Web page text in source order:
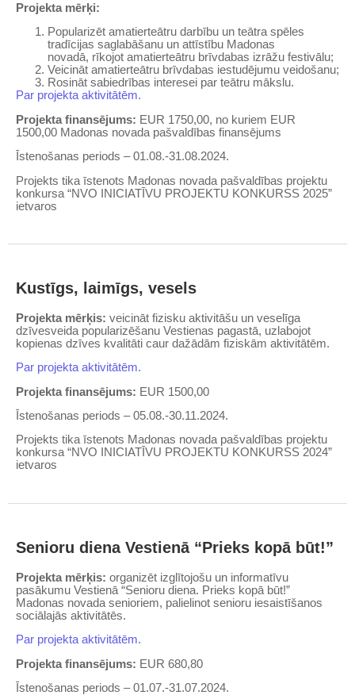
Projekta mērķi:
Popularizēt amatierteātru darbību un teātra spēles
tradīcijas saglabāšanu un attīstību Madonas
novadā, rīkojot amatierteātru brīvdabas izrāžu festivālu;
Veicināt amatierteātru brīvdabas iestudējumu veidošanu;
Rosināt sabiedrības interesei par teātru mākslu.
Par projekta aktivitātēm.
Projekta finansējums: EUR 1750,00, no kuriem EUR
1500,00 Madonas novada pašvaldības finansējums
Īstenošanas periods – 01.08.-31.08.2024.
Projekts tika īstenots Madonas novada pašvaldības projektu
konkursa “NVO INICIATĪVU PROJEKTU KONKURSS 2025”
ietvaros
Kustīgs, laimīgs, vesels
Projekta mērķis: veicināt fizisku aktivitāšu un veselīga
dzīvesveida popularizēšanu Vestienas pagastā, uzlabojot
kopienas dzīves kvalitāti caur dažādām fiziskām aktivitātēm.
Par projekta aktivitātēm.
Projekta finansējums: EUR 1500,00
Īstenošanas periods – 05.08.-30.11.2024.
Projekts tika īstenots Madonas novada pašvaldības projektu
konkursa “NVO INICIATĪVU PROJEKTU KONKURSS 2024”
ietvaros
Senioru diena Vestienā “Prieks kopā būt!”
Projekta mērķis: organizēt izglītojošu un informatīvu
pasākumu Vestienā “Senioru diena. Prieks kopā būt!”
Madonas novada senioriem, palielinot senioru iesaistīšanos
sociālajās aktivitātēs.
Par projekta aktivitātēm.
Projekta finansējums: EUR 680,80
Īstenošanas periods – 01.07.-31.07.2024.